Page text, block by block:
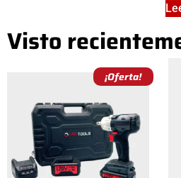
Visto
¡Oferta!